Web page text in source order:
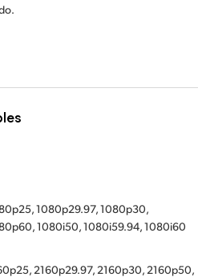
1080p29.97, 1080p30,
1080i50, 1080i59.94, 1080i60
2160p29.97, 2160p30, 2160p50,